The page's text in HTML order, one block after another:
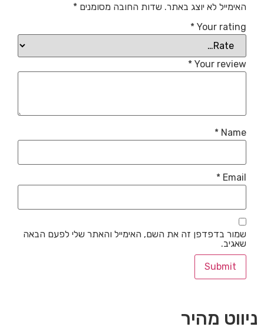
האימייל לא יוצג באתר. שדות החובה מסומנים *
Your rating
*
Your review
*
Name
*
Email
*
שמור בדפדפן זה את השם, האימייל והאתר שלי לפעם הבאה
שאגיב.
ניווט מהיר